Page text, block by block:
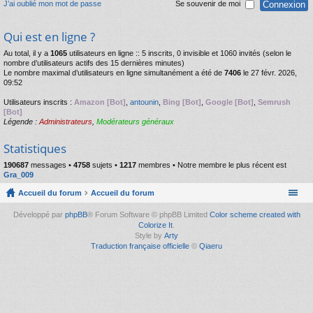
J’ai oublié mon mot de passe Se souvenir de moi
Qui est en ligne ?
Au total, il y a 1065 utilisateurs en ligne :: 5 inscrits, 0 invisible et 1060 invités (selon le
nombre d’utilisateurs actifs des 15 dernières minutes)
Le nombre maximal d’utilisateurs en ligne simultanément a été de 7406 le 27 févr. 2026,
09:52
Utilisateurs inscrits : Amazon [Bot] antounin Bing [Bot] Google [Bot] Semrush
[Bot]
Légende : Administrateurs Modérateurs généraux
Statistiques
190687 messages • 4758 sujets • 1217 membres • Notre membre le plus récent est
Gra_009
Accueil du forum Accueil du forum
Développé par phpBB® Forum Software © phpBB Limited Color scheme created with
Colorize It.
Style by Arty
Traduction française officielle © Qiaeru